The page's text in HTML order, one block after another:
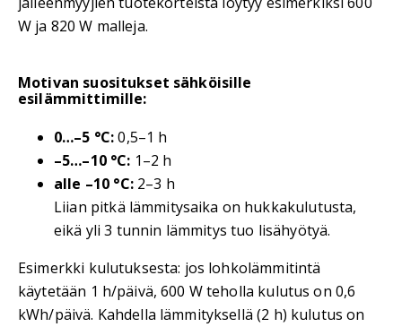
W ja 820 W malleja.
Motivan suositukset sähköisille
esilämmittimille:
0…–5 °C:0,5–1 h
–5…–10 °C: 1–2 h
alle –10 °C:2–3 h
Liian pitkä lämmitysaika on hukkakulutusta,
eikä yli 3 tunnin lämmitys tuo lisähyötyä.
Esimerkki kulutuksesta: jos lohkolämmitintä
käytetään 1 h/päivä, 600 W teholla kulutus on 0,6
kWh/päivä. Kahdella lämmityksellä (2 h) kulutus on